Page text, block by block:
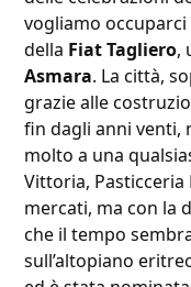
vogliamo
della Fiat Tagliero,
Asmara. La città,
grazie alle
fin dagli anni venti,
molto a una
Vittoria, Pasticceria
mercati, ma con la
che il tempo
sull’altopiano